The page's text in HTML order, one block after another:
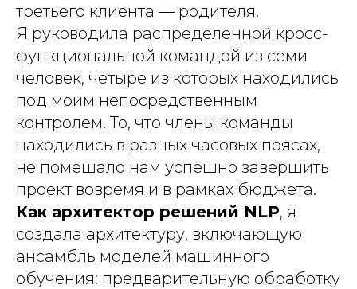
третьего клиента — родителя.
Я руководила распределенной кросс-
функциональной командой из семи
человек, четыре из которых находились
под моим непосредственным
контролем. То, что члены команды
находились в разных часовых поясах,
не помешало нам успешно завершить
проект вовремя и в рамках бюджета.
Как архитектор решений NLP, я
создала архитектуру, включающую
ансамбль моделей машинного
обучения: предварительную обработку